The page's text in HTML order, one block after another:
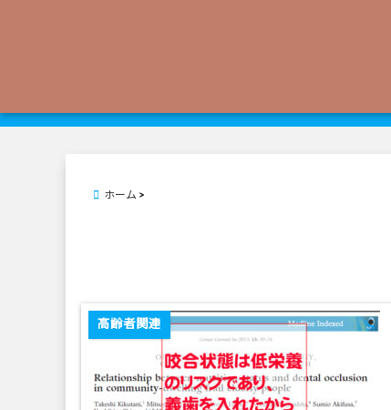
ホーム
高齢者関連